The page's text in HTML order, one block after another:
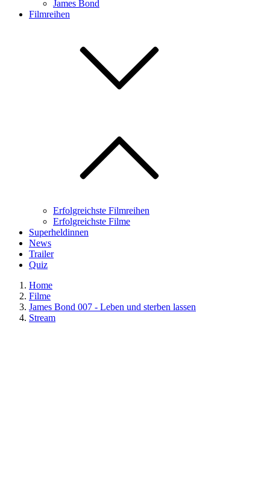
James Bond
Filmreihen
Erfolgreichste Filmreihen
Erfolgreichste Filme
Superheldinnen
News
Trailer
Quiz
Home
Filme
James Bond 007 - Leben und sterben lassen
Stream